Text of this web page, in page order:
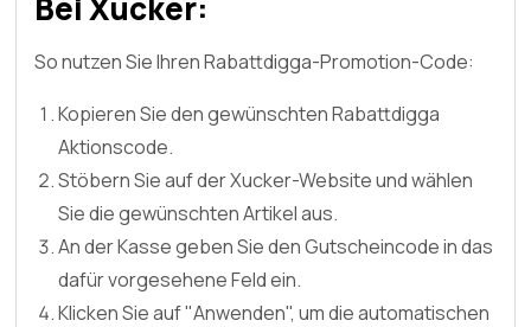
So nutzen Sie Ihren Rabattdigga-Promotion-Code:
Kopieren Sie den gewünschten Rabattdigga
Aktionscode.
Stöbern Sie auf der Xucker-Website und wählen
Sie die gewünschten Artikel aus.
An der Kasse geben Sie den Gutscheincode in das
dafür vorgesehene Feld ein.
Klicken Sie auf "Anwenden", um die automatischen